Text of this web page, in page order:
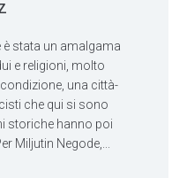
è stata un amalgama
e religioni, molto
una città-
che qui si sono
storiche hanno poi
Miljutin Negode,...